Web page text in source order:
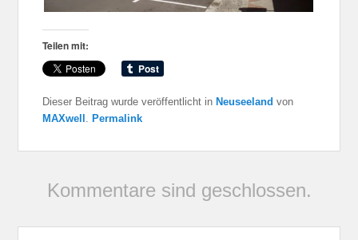
Teilen mit:
Dieser Beitrag wurde veröffentlicht in Neuseeland von
MAXwell
Permalink
Kommentare sind geschlossen.